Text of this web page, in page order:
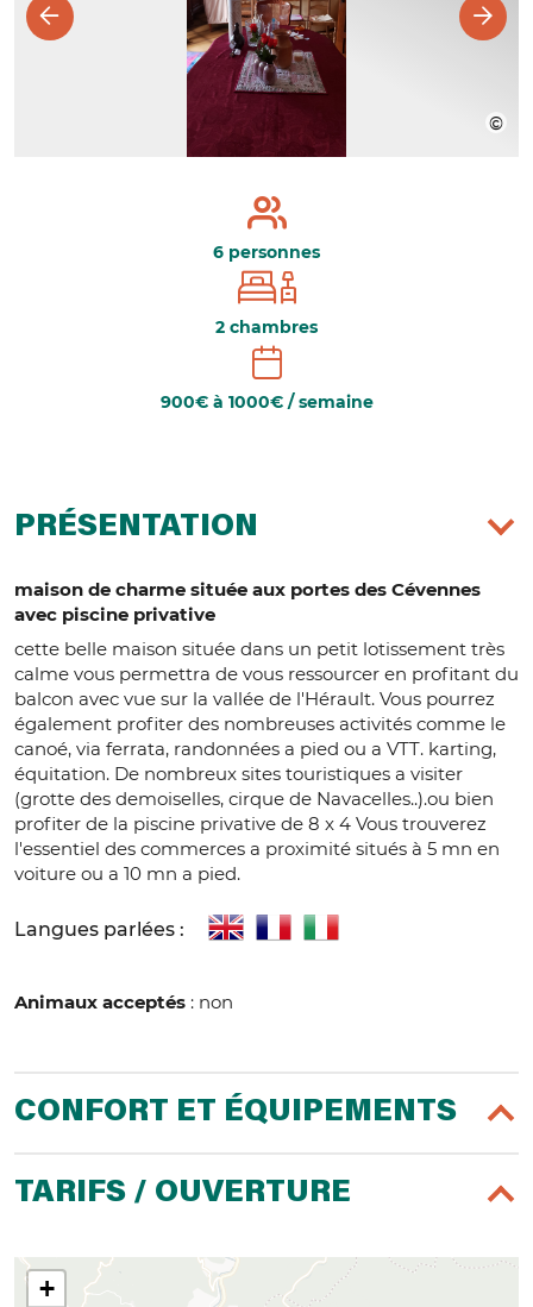
6 personnes
2 chambres
900€ à 1000€ / semaine
PRÉSENTATION
maison de charme située aux portes des Cévennes
avec piscine privative
cette belle maison située dans un petit lotissement très
calme vous permettra de vous ressourcer en profitant du
balcon avec vue sur la vallée de l'Hérault. Vous pourrez
également profiter des nombreuses activités comme le
canoé, via ferrata, randonnées a pied ou a VTT. karting,
équitation. De nombreux sites touristiques a visiter
(grotte des demoiselles, cirque de Navacelles..).ou bien
profiter de la piscine privative de 8 x 4 Vous trouverez
l'essentiel des commerces a proximité situés à 5 mn en
voiture ou a 10 mn a pied.
Langues parlées :
Animaux acceptés : non
CONFORT ET ÉQUIPEMENTS
TARIFS / OUVERTURE
+